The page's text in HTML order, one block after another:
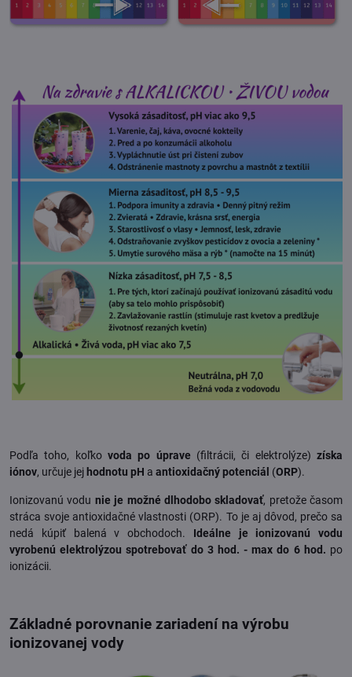
Podľa toho, koľko voda po úprave (filtrácii, či elektrolýze)získa
iónov, určuje jej hodnotu pH a antioxidačný potenciál (ORP).
Ionizovanú vodu nie je možné dlhodobo skladovať, pretože časom
stráca svoje antioxidačné vlastnosti (ORP). To je aj dôvod, prečo sa
nedá kúpiť balená v obchodoch. Ideálne je ionizovanú vodu
vyrobenú elektrolýzou spotrebovať do 3 hod. - max do 6 hod. po
ionizácii.
Základné porovnanie zariadení na výrobu
ionizovanej vody